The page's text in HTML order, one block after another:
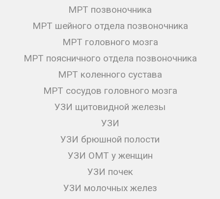
МРТ позвоночника
МРТ шейного отдела позвоночника
МРТ головного мозга
МРТ поясничного отдела позвоночника
МРТ коленного сустава
МРТ сосудов головного мозга
УЗИ щитовидной железы
УЗИ
УЗИ брюшной полости
УЗИ ОМТ у женщин
УЗИ почек
УЗИ молочных желез